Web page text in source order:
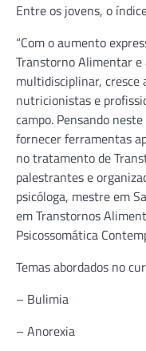
Entre os jovens, o
“Com o aumento
Transtorno Alimentar
multidisciplinar, cresce
nutricionistas e
campo. Pensando
fornecer ferramentas
no tratamento de
palestrantes e
psicóloga, mestre em
em Transtornos
Psicossomática
Temas abordados no
– Bulimia
– Anorexia